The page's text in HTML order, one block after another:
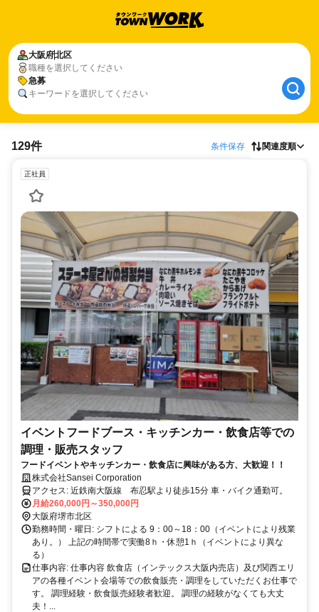
大阪府北区
職種を選択してください
急募
キーワードを選択してください
129件 条件保存 関連度順
正社員
イベントフードブース・キッチンカー・飲食店等での
調理・販売スタッフ
フードイベントやキッチンカー・飲食店に興味がある方、大歓迎！！
株式会社Sansei Corporation
アクセス: 近鉄南大阪線 布忍駅より徒歩15分 車・バイク通勤可。
月給260,000円～350,000円
大阪府堺市北区
勤務時間・曜日: シフトによる 9：00～18：00（イベントにより残業
あり。） 上記の時間帯で実働8ｈ・休憩1ｈ（イベントにより異な
る）
仕事内容: 仕事内容 飲食店（インテックス大阪内売店）及び関西エリ
アの各種イベント会場等での飲食販売・調理をしていただくお仕事で
す。 調理経験・飲食販売経験者歓迎。 調理の経験がなくても大丈
夫！...